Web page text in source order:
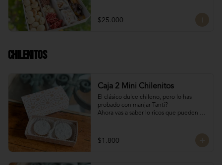
manjar blanco)
Naranjitas con chocolate 150 gr
$25.000
Chilenitos
Caja 2 Mini Chilenitos
El clásico dulce chileno, pero lo has
probado con manjar Tanti?
Ahora vas a saber lo ricos que pueden
espolvoreados con azúcar flor.
Para dar un dulce especial en estas
$1.800